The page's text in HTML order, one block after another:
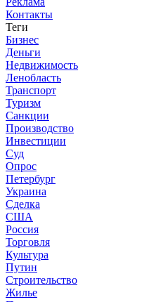
Контакты
Теги
Бизнес
Деньги
Недвижимость
Ленобласть
Транспорт
Туризм
Санкции
Производство
Инвестиции
Суд
Опрос
Петербург
Украина
Сделка
США
Россия
Торговля
Культура
Путин
Строительство
Жилье